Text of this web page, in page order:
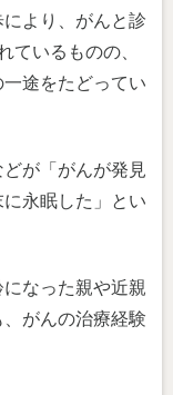
より、がんと診
ているものの、
途をたどってい
が「がんが発見
永眠した」とい
なった親や近親
がんの治療経験